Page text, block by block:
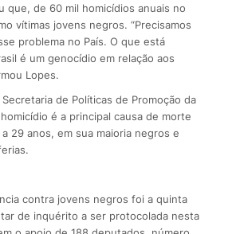
que, de 60 mil homicídios anuais no
vítimas jovens negros. “Precisamos
problema no País. O que está
é um genocídio em relação aos
Lopes.
de Políticas de Promoção da
é a principal causa de morte
29 anos, em sua maioria negros e
contra jovens negros foi a quinta
de inquérito a ser protocolada nesta